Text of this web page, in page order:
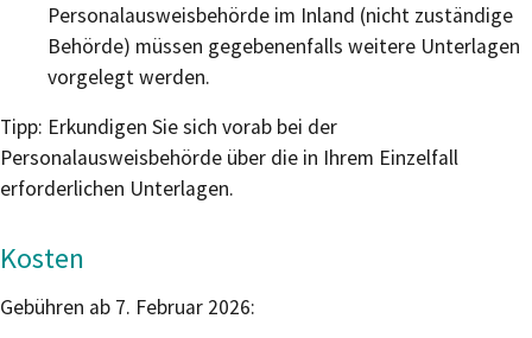
Personalausweisbehörde im Inland (nicht zuständige
Behörde) müssen gegebenenfalls weitere Unterlagen
vorgelegt werden.
Tipp: Erkundigen Sie sich vorab bei der
Personalausweisbehörde über die in Ihrem Einzelfall
erforderlichen Unterlagen.
Kosten
Gebühren ab 7. Februar 2026: